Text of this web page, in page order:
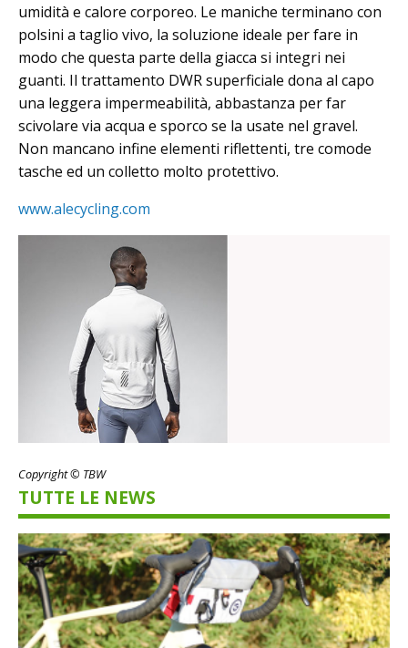
umidità e calore corporeo. Le maniche terminano con
polsini a taglio vivo, la soluzione ideale per fare in
modo che questa parte della giacca si integri nei
guanti. Il trattamento DWR superficiale dona al capo
una leggera impermeabilità, abbastanza per far
scivolare via acqua e sporco se la usate nel gravel.
Non mancano infine elementi riflettenti, tre comode
tasche ed un colletto molto protettivo.
www.alecycling.com
Copyright © TBW
TUTTE LE NEWS